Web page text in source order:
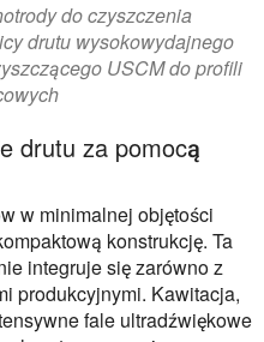
do czyszczenia
drutu wysokowydajnego
USCM do profili
drutu za pomocą
w minimalnej objętości
konstrukcję. Ta
integruje się zarówno z
produkcyjnymi. Kawitacja,
fale ultradźwiękowe